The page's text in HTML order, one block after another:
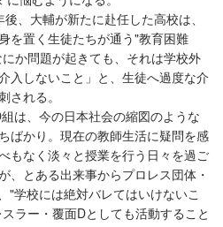
、大輔が新たに赴任した高校は、
を置く生徒たちが通う"教育困難
か問題が起きても、それは学校外
入しないこと」と、生徒へ過度な介
される。
は、今の日本社会の縮図のような
ばかり。現在の教師生活に疑問を感
もなく淡々と授業を行う日々を過ご
、とある出来事からプロレス団体・
"学校には絶対バレてはいけないこ
ラー・覆面Dとしても活動すること